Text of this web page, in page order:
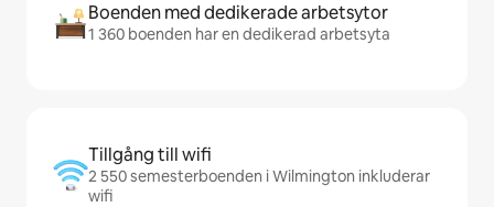
Boenden med dedikerade arbetsytor
1 360 boenden har en dedikerad arbetsyta
Tillgång till wifi
2 550 semesterboenden i Wilmington inkluderar
wifi